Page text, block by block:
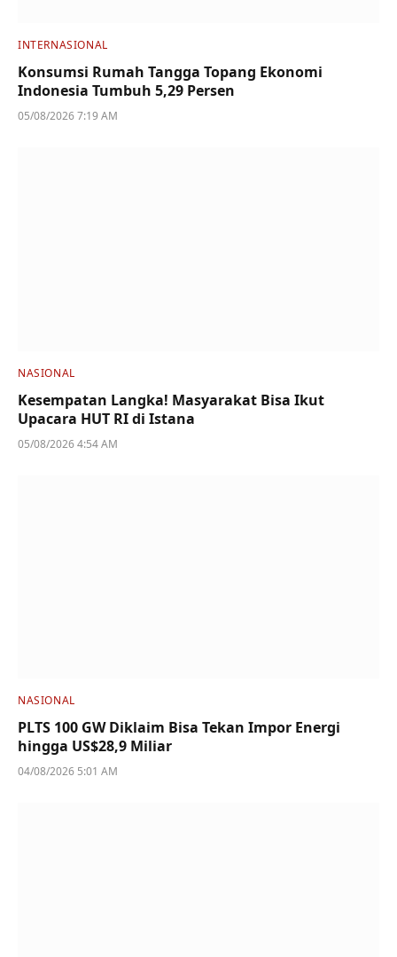
INTERNASIONAL
Konsumsi Rumah Tangga Topang Ekonomi
Indonesia Tumbuh 5,29 Persen
05/08/2026 7:19 AM
NASIONAL
Kesempatan Langka! Masyarakat Bisa Ikut
Upacara HUT RI di Istana
05/08/2026 4:54 AM
NASIONAL
PLTS 100 GW Diklaim Bisa Tekan Impor Energi
hingga US$28,9 Miliar
04/08/2026 5:01 AM